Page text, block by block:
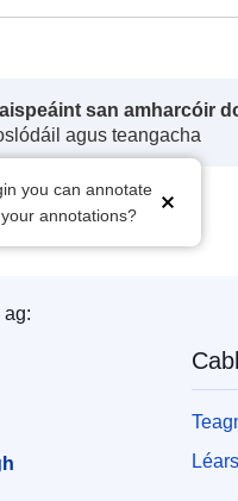
san amharcóir
agus teangacha
you can annotate
annotations?